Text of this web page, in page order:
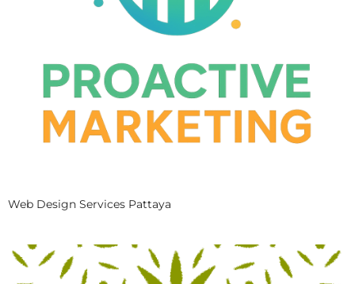
Web Design Services Pattaya